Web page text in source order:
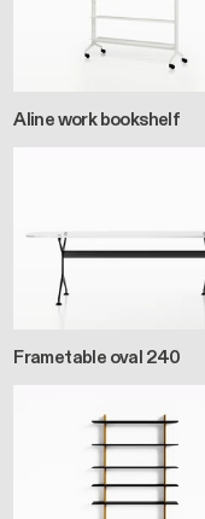
Aline work bookshelf
Frametable oval 240